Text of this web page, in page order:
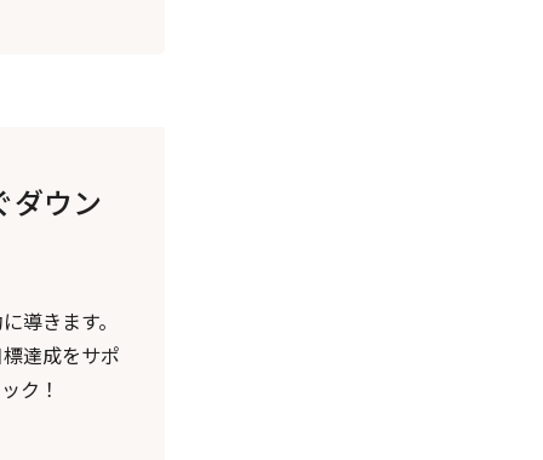
ダウン
導きます。
達成をサポ
ク！